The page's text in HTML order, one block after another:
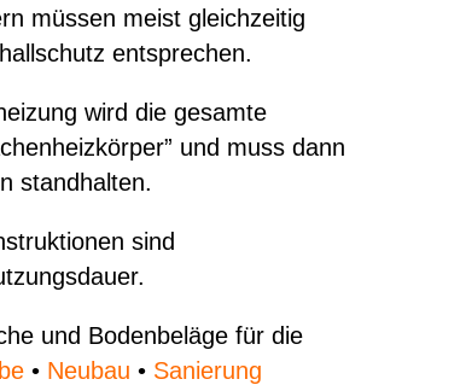
müssen meist gleichzeitig
entsprechen.
wird die gesamte
und muss dann
standhalten.
sind
und Bodenbeläge für die
• Neubau • Sanierung